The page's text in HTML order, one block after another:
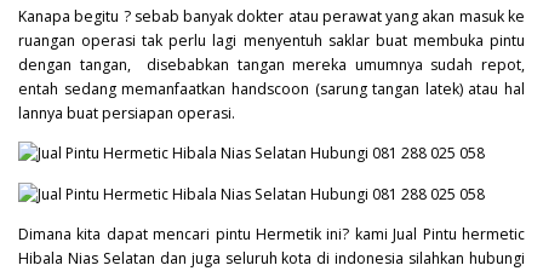
Kanapa begitu ? sebab banyak dokter atau perawat yang akan masuk ke
ruangan operasi tak perlu lagi menyentuh saklar buat membuka pintu
dengan tangan, disebabkan tangan mereka umumnya sudah repot,
entah sedang memanfaatkan handscoon (sarung tangan latek) atau hal
lannya buat persiapan operasi.
Dimana kita dapat mencari pintu Hermetik ini? kami Jual Pintu hermetic
Hibala Nias Selatan dan juga seluruh kota di indonesia silahkan hubungi